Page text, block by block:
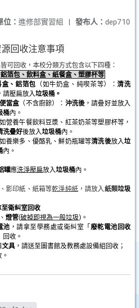
發布人： dep710
位： 進修部實習組 |
回收注意事項
可回收，本校分類方式包含以下四種：
箔包、飲料盒、紙餐盒、塑膠杯等
盒、鋁箔包 （如牛奶盒、純喫茶等）：清洗
請壓扁放入垃圾桶。
當盒（不含廚餘）： 沖洗後 ，請疊好並放入
桶內。
營養午餐飲料豆漿、紅茶奶茶等塑膠杯等，
洗疊好後放入垃圾桶內。
養樂多、優酪乳、鮮奶瓶罐等清洗後放入垃
內。
罐應洗淨壓扁放入垃圾桶內。
影印紙、紙箱等乾淨純紙，請放入 紙類垃圾
至衛糾室回收
燈管(破掉即視為一般垃圾)。
池 ，請拿至學務處或衛糾室「 廢乾電池回收
回收。
文具 ，請送至圖書館及教務處設備組回收；